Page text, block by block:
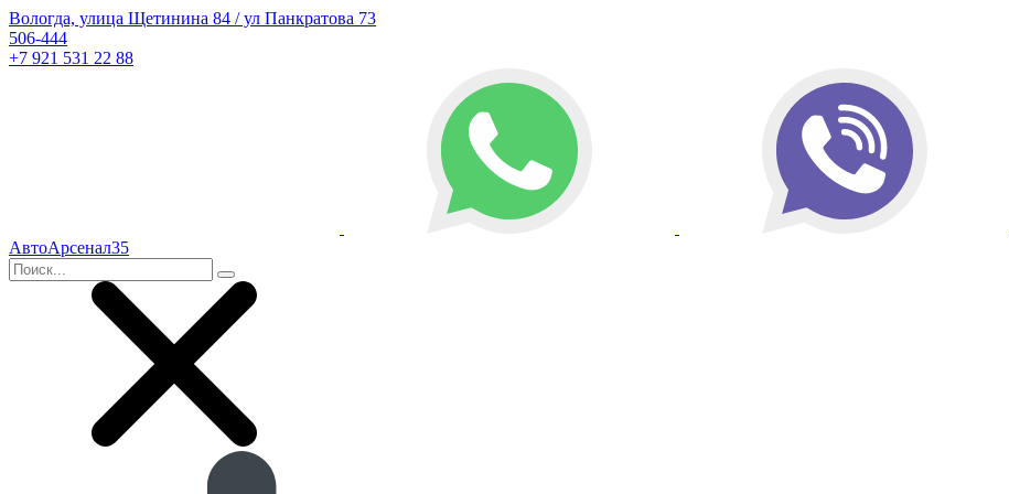
Вологда, улица Щетинина 84 / ул Панкратова 73
506-444
+7 921 531 22 88
АвтоАрсенал35